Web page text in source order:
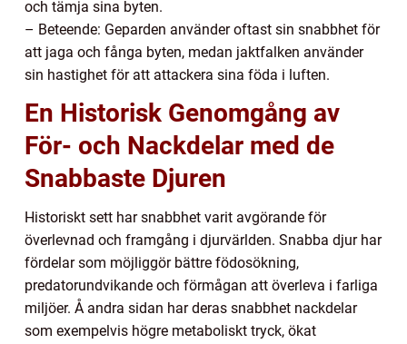
och tämja sina byten.
– Beteende: Geparden använder oftast sin snabbhet för
att jaga och fånga byten, medan jaktfalken använder
sin hastighet för att attackera sina föda i luften.
En Historisk Genomgång av
För- och Nackdelar med de
Snabbaste Djuren
Historiskt sett har snabbhet varit avgörande för
överlevnad och framgång i djurvärlden. Snabba djur har
fördelar som möjliggör bättre födosökning,
predatorundvikande och förmågan att överleva i farliga
miljöer. Å andra sidan har deras snabbhet nackdelar
som exempelvis högre metaboliskt tryck, ökat